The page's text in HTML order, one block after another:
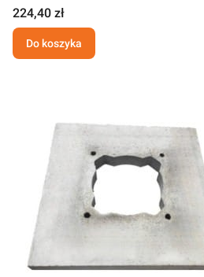
224,40 zł
Do koszyka